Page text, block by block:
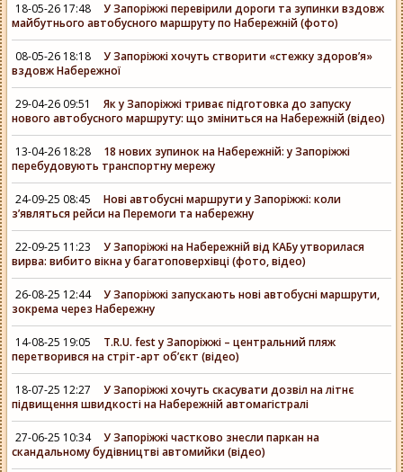
18-05-26 17:48
У Запоріжжі перевірили дороги та зупинки вздовж
майбутнього автобусного маршруту по Набережній (фото)
08-05-26 18:18
У Запоріжжі хочуть створити «стежку здоров’я»
вздовж Набережної
29-04-26 09:51
Як у Запоріжжі триває підготовка до запуску
нового автобусного маршруту: що зміниться на Набережній (відео)
13-04-26 18:28
18 нових зупинок на Набережній: у Запоріжжі
перебудовують транспортну мережу
24-09-25 08:45
Нові автобусні маршрути у Запоріжжі: коли
з’являться рейси на Перемоги та набережну
22-09-25 11:23
У Запоріжжі на Набережній від КАБу утворилася
вирва: вибито вікна у багатоповерхівці (фото, відео)
26-08-25 12:44
У Запоріжжі запускають нові автобусні маршрути,
зокрема через Набережну
14-08-25 19:05
T.R.U. fest у Запоріжжі – центральний пляж
перетворився на стріт-арт об’єкт (відео)
18-07-25 12:27
У Запоріжжі хочуть скасувати дозвіл на літнє
підвищення швидкості на Набережній автомагістралі
27-06-25 10:34
У Запоріжжі частково знесли паркан на
скандальному будівництві автомийки (відео)